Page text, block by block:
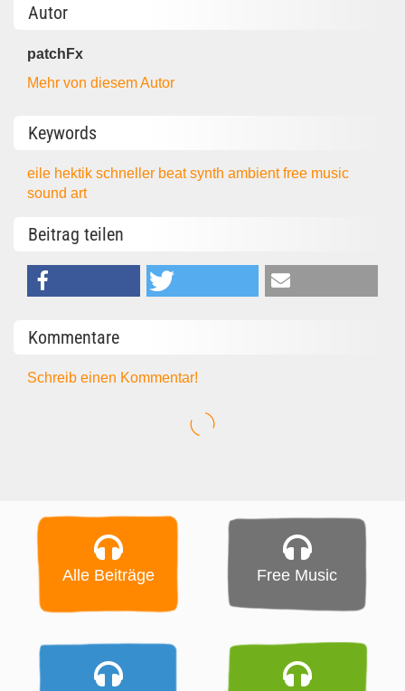
Autor
patchFx
Mehr von diesem Autor
Keywords
eile hektikschneller beatsynthambientfree music
sound art
Beitrag teilen
Kommentare
Schreib einen Kommentar!
Alle Beiträge Free Music